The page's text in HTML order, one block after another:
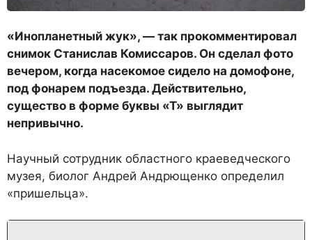
«Инопланетный жук», — так прокомментировал
снимок Станислав Комиссаров. Он сделал фото
вечером, когда насекомое сидело на домофоне,
под фонарем подъезда. Действительно,
существо в форме буквы «Т» выглядит
непривычно.
Научный сотрудник областного краеведческого
музея, биолог Андрей Андрющенко определил
«пришельца».